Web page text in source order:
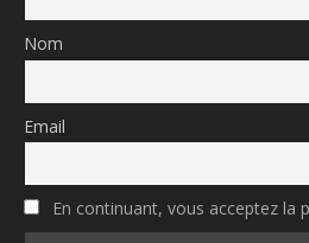
Nom
Email
En continuant, vous acceptez la